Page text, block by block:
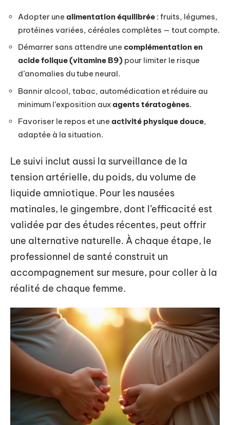
Adopter une alimentation équilibrée : fruits, légumes,
protéines variées, céréales complètes — tout compte.
Démarrer sans attendre une complémentation en
acide folique (vitamine B9) pour limiter le risque
d’anomalies du tube neural.
Bannir alcool, tabac, automédication et réduire au
minimum l’exposition auxagents tératogènes.
Favoriser le repos et une activité physique douce,
adaptée à la situation.
Le suivi inclut aussi la surveillance de la
tension artérielle, du poids, du volume de
liquide amniotique. Pour les nausées
matinales, le gingembre, dont l’efficacité est
validée par des études récentes, peut offrir
une alternative naturelle. À chaque étape, le
professionnel de santé construit un
accompagnement sur mesure, pour coller à la
réalité de chaque femme.